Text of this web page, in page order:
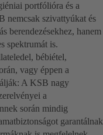
portfólióra és a
nemcsak szivattyúkat és
berendezésekhez, hanem
spektrumát is.
bébiétel,
vagy éppen a
A KSB nagy
a
során mindig
garantálnak